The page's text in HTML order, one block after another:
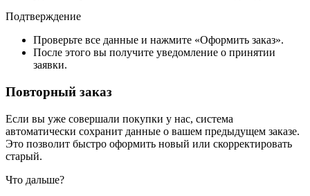
Подтверждение
Проверьте все данные и нажмите «Оформить заказ».
После этого вы получите уведомление о принятии
заявки.
Повторный заказ
Если вы уже совершали покупки у нас, система
автоматически сохранит данные о вашем предыдущем заказе.
Это позволит быстро оформить новый или скорректировать
старый.
Что дальше?